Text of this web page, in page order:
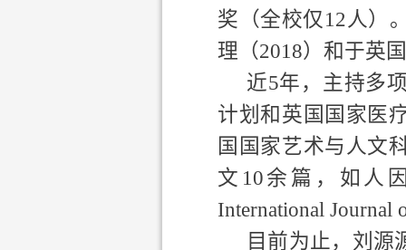
奖（全校仅 12人）
理（2018）和于英
近5年，主持多
计划和英国国家医
国国家艺术与人文
文 10余篇，如人
International Journal
目前为止，刘源